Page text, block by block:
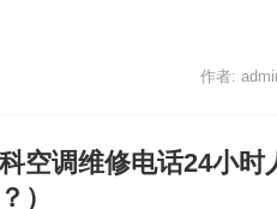
作者:
空调维修电话24小
）